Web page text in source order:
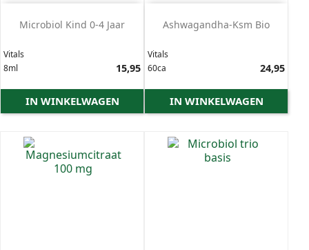
Microbiol Kind 0-4 Jaar
Vitals
8ml
15,95
IN WINKELWAGEN
Ashwagandha-Ksm Bio
Vitals
60ca
24,95
IN WINKELWAGEN